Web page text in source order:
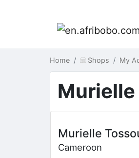
Home Shops My
Murielle
Murielle
Cameroon